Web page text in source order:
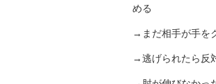
める
→まだ相手が手を
→逃げられたら反